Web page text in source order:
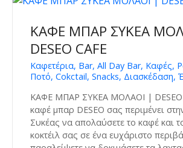
ΚΑΦΕ ΜΠΑΡ ΣΥΚΕΑ
DESEO CAFE
Καφετέρια, Bar, All Day Bar, Καφές,
Ποτό, Cokctail, Snacks, Διασκέδαση,
ΚΑΦΕ ΜΠΑΡ ΣΥΚΕΑ ΜΟΛΑΟΙ | DESEO
καφέ μπαρ DESEO σας περιμένει
Συκέας να απολαύσετε το καφέ και
κοκτέιλ σας σε ένα ευχάριστο